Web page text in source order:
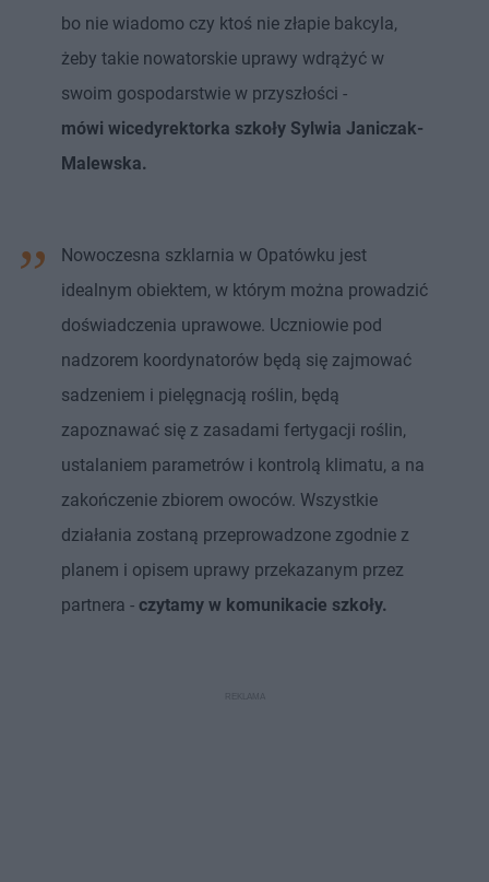
bo nie wiadomo czy ktoś nie złapie bakcyla,
żeby takie nowatorskie uprawy wdrążyć w
swoim gospodarstwie w przyszłości -
mówi wicedyrektorka szkoły Sylwia Janiczak-
Malewska.
Nowoczesna szklarnia w Opatówku jest
idealnym obiektem, w którym można prowadzić
doświadczenia uprawowe. Uczniowie pod
nadzorem koordynatorów będą się zajmować
sadzeniem i pielęgnacją roślin, będą
zapoznawać się z zasadami fertygacji roślin,
ustalaniem parametrów i kontrolą klimatu, a na
zakończenie zbiorem owoców. Wszystkie
działania zostaną przeprowadzone zgodnie z
planem i opisem uprawy przekazanym przez
partnera - czytamy w komunikacie szkoły.